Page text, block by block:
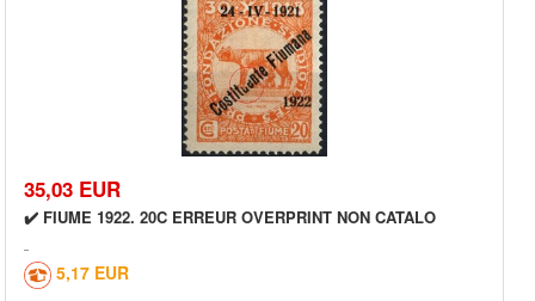
35,03 EUR
✔️ FIUME 1922. 20C ERREUR OVERPRINT NON CATALO
5,17 EUR